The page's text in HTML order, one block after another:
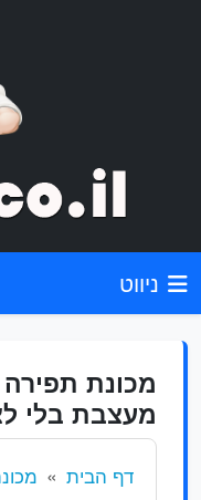
ניווט
מכונת
מעצבת בלי
דף הבית